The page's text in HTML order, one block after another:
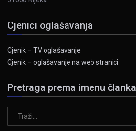
Cjenici oglašavanja
Cjenik – TV oglašavanje
Cjenik – oglašavanje na web stranici
Pretraga prema imenu članka